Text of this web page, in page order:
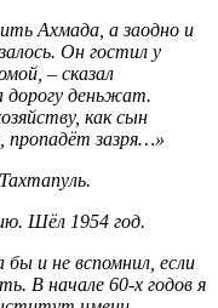
Ахмада, а заодно и
Он гостил у
– сказал
дорогу деньжат.
как сын
пропадёт зазря…»
Шёл 1954 год.
и не вспомнил, если
В начале 60-х годов я